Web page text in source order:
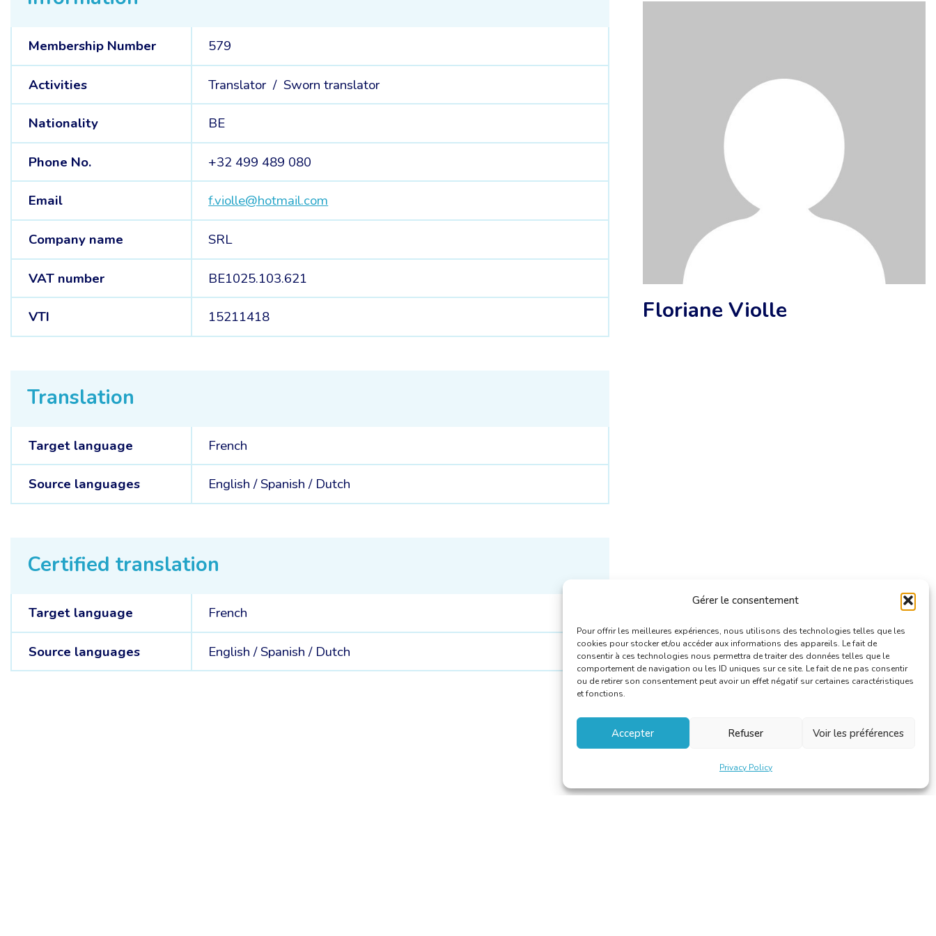
Gérer le consentement
Pour offrir les meilleures expériences, nous utilisons des technologies telles que les
cookies pour stocker et/ou accéder aux informations des appareils. Le fait de
consentir à ces technologies nous permettra de traiter des données telles que le
comportement de navigation ou les ID uniques sur ce site. Le fait de ne pas consentir
ou de retirer son consentement peut avoir un effet négatif sur certaines caractéristiques
et fonctions.
Accepter Refuser Voir les préférences
Privacy Policy
Membership Number 579
Activities Translator / Sworn translator
Nationality BE
Phone No. +32 499 489 080
Email f.violle@hotmail.com
Company name SRL
VAT number BE1025.103.621
VTI 15211418
Translation
Target language French
Source languages English /Spanish / Dutch
Certified translation
Target language French
Source languages English /Spanish / Dutch
Floriane Violle